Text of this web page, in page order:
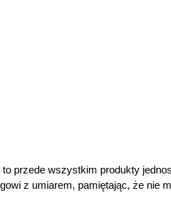
przede wszystkim produkty
z umiarem, pamiętając, że nie